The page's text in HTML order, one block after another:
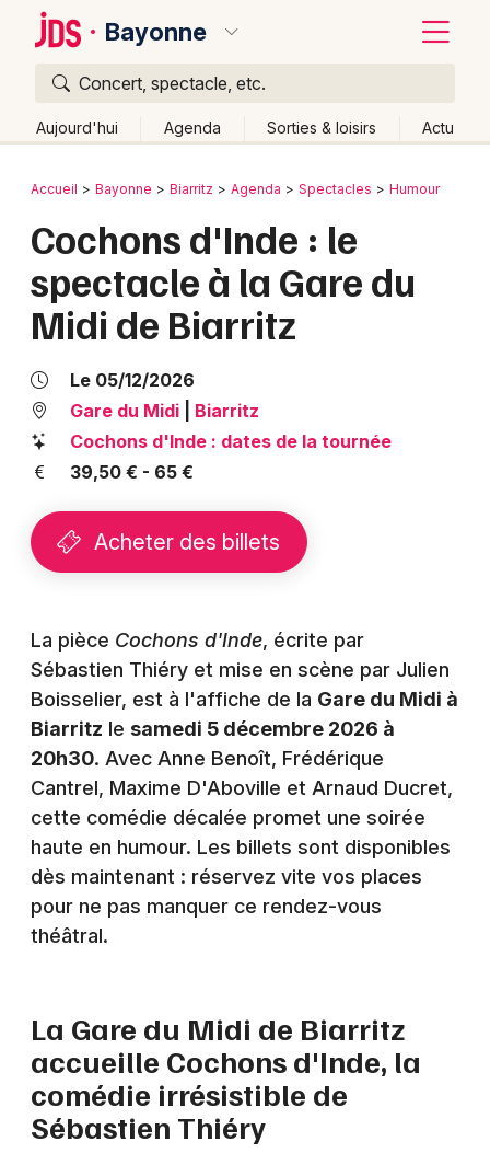
Bayonne
Concert, spectacle, etc.
Aujourd'hui Agenda Sorties & loisirs Actu
Publier un événement
Grands événements
Activité & Expérience
Manifestations
Foires & salons
Spectacles
Sports
Soirées
Expos
Sorties & loisirs
Humour dans les Pyrénées-Atlantiques
Newsletter des sorties
Bordeaux
Colmar
Lille
Marseille
Mulhouse
Nantes
Paris
Strasbourg
Toulouse
Toutes les villes
Retour
Accueil Bayonne Biarritz Agenda Spectacles Humour
Cochons d'Inde : le
spectacle à la Gare du
Midi de Biarritz
Le 05/12/2026
Gare du Midi
Biarritz
Cochons d'Inde : dates de la tournée
39,50 € - 65 €
Acheter des billets
La pièce Cochons d'Inde, écrite par
Sébastien Thiéry et mise en scène par Julien
Boisselier, est à l'affiche de la Gare du Midi à
Biarritz le samedi 5 décembre 2026 à
20h30. Avec Anne Benoît, Frédérique
Cantrel, Maxime D'Aboville et Arnaud Ducret,
cette comédie décalée promet une soirée
haute en humour. Les billets sont disponibles
dès maintenant : réservez vite vos places
pour ne pas manquer ce rendez-vous
théâtral.
La Gare du Midi de Biarritz
accueille Cochons d'Inde, la
comédie irrésistible de
Sébastien Thiéry
Quoi ?
Où ?
Aquitaine
Partout Près de moi Changer de lieu
Quand ?
Effacer les dates
Aujourd'hui
Demain Ce week-end